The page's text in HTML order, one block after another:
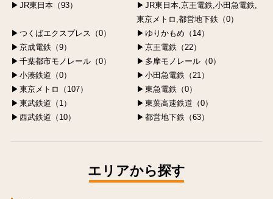
JR東日本（93）
JR東日本,京王電鉄,小田急電鉄,
東京メトロ,都営地下鉄（0）
つくばエクスプレス（0）
ゆりかもめ（14）
京成電鉄（9）
京王電鉄（22）
千葉都市モノレール（0）
多摩モノレール（0）
小湊鉄道（0）
小田急電鉄（21）
東京メトロ（107）
東急電鉄（0）
東武鉄道（1）
東葉高速鉄道（0）
西武鉄道（10）
都営地下鉄（63）
エリアから探す